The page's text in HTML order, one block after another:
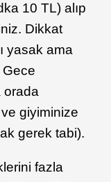
10 TL) alıp
Dikkat
yasak ama
orada
giyiminize
gerek tabi).
fazla